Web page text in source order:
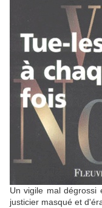
Un vigile mal dégrossi
justicier masqué et